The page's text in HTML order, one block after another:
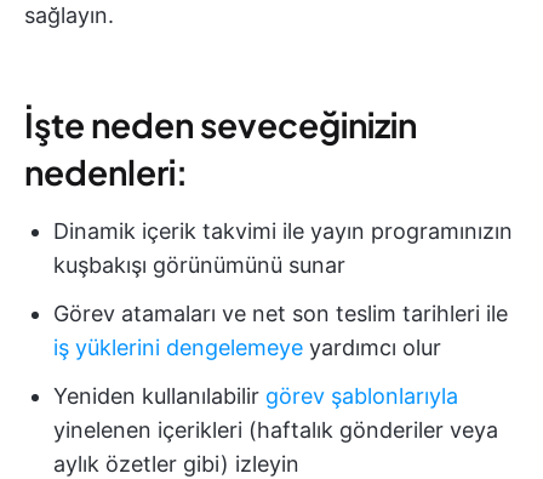
sağlayın.
İşte neden seveceğinizin
nedenleri:
Dinamik içerik takvimi ile yayın programınızın
kuşbakışı görünümünü sunar
Görev atamaları ve net son teslim tarihleri ile
iş yüklerini dengelemeye yardımcı olur
Yeniden kullanılabilir görev şablonlarıyla
yinelenen içerikleri (haftalık gönderiler veya
aylık özetler gibi) izleyin